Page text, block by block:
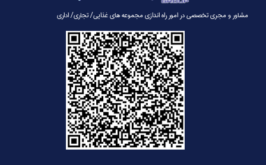
مشاور و مجری تخصصی در امور راه اندازی مجموعه های غذایی/ تجاری/ اداری